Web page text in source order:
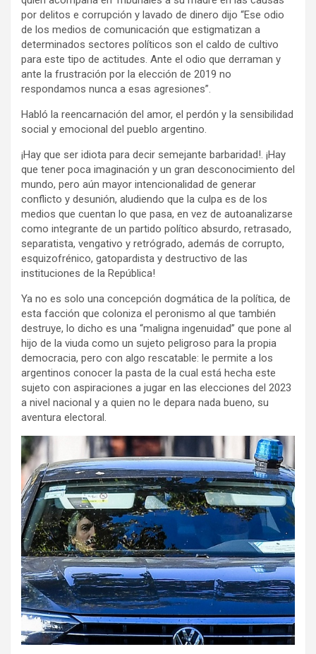
por delitos e corrupción y lavado de dinero dijo “Ese odio
de los medios de comunicación que estigmatizan a
determinados sectores políticos son el caldo de cultivo
para este tipo de actitudes. Ante el odio que derraman y
ante la frustración por la elección de 2019 no
respondamos nunca a esas agresiones”.
Habló la reencarnación del amor, el perdón y la sensibilidad
social y emocional del pueblo argentino.
¡Hay que ser idiota para decir semejante barbaridad!. ¡Hay
que tener poca imaginación y un gran desconocimiento del
mundo, pero aún mayor intencionalidad de generar
conflicto y desunión, aludiendo que la culpa es de los
medios que cuentan lo que pasa, en vez de autoanalizarse
como integrante de un partido político absurdo, retrasado,
separatista, vengativo y retrógrado, además de corrupto,
esquizofrénico, gatopardista y destructivo de las
instituciones de la República!
Ya no es solo una concepción dogmática de la política, de
esta facción que coloniza el peronismo al que también
destruye, lo dicho es una “maligna ingenuidad” que pone al
hijo de la viuda como un sujeto peligroso para la propia
democracia, pero con algo rescatable: le permite a los
argentinos conocer la pasta de la cual está hecha este
sujeto con aspiraciones a jugar en las elecciones del 2023
a nivel nacional y a quien no le depara nada bueno, su
aventura electoral.